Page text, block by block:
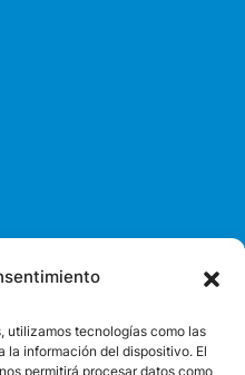
utilizamos tecnologías como las
la información del dispositivo. El
permitirá procesar datos como